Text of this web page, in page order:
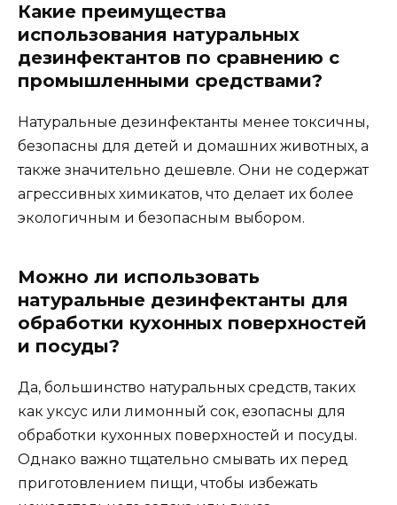
Какие преимущества
использования натуральных
дезинфектантов по сравнению с
промышленными средствами?
Натуральные дезинфектанты менее токсичны,
безопасны для детей и домашних животных, а
также значительно дешевле. Они не содержат
агрессивных химикатов, что делает их более
экологичным и безопасным выбором.
Можно ли использовать
натуральные дезинфектанты для
обработки кухонных поверхностей
и посуды?
Да, большинство натуральных средств, таких
как уксус или лимонный сок, езопасны для
обработки кухонных поверхностей и посуды.
Однако важно тщательно смывать их перед
приготовлением пищи, чтобы избежать